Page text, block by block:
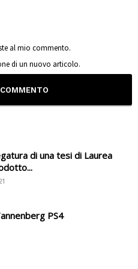
al mio commento.
di un nuovo articolo.
di una tesi di Laurea
PS4